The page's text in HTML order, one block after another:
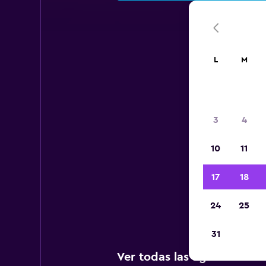
A
Ver todas las agencias de
L M
3 4
10 11
17 18
24 25
31